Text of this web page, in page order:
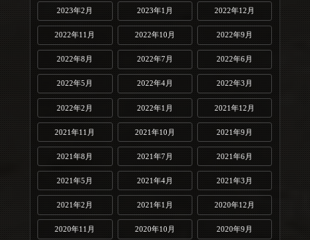
2023年2月 2023年1月 2022年12月
2022年11月 2022年10月 2022年9月
2022年8月 2022年7月 2022年6月
2022年5月 2022年4月 2022年3月
2022年2月 2022年1月 2021年12月
2021年11月 2021年10月 2021年9月
2021年8月 2021年7月 2021年6月
2021年5月 2021年4月 2021年3月
2021年2月 2021年1月 2020年12月
2020年11月 2020年10月 2020年9月